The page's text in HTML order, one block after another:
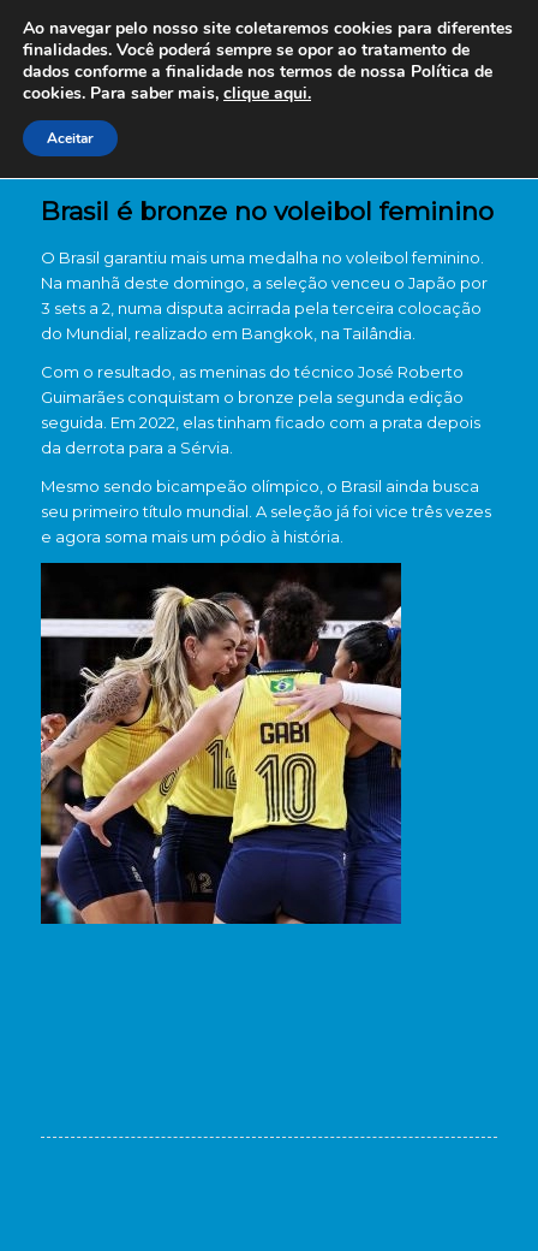
Brasil é bronze no voleibol feminino
O Brasil garantiu mais uma medalha no voleibol feminino.
Na manhã deste domingo, a seleção venceu o Japão por
3 sets a 2, numa disputa acirrada pela terceira colocação
do Mundial, realizado em Bangkok, na Tailândia.
Com o resultado, as meninas do técnico José Roberto
Guimarães conquistam o bronze pela segunda edição
seguida. Em 2022, elas tinham ficado com a prata depois
da derrota para a Sérvia.
Mesmo sendo bicampeão olímpico, o Brasil ainda busca
seu primeiro título mundial. A seleção já foi vice três vezes
e agora soma mais um pódio à história.
Ao navegar pelo nosso site coletaremos cookies para diferentes
finalidades. Você poderá sempre se opor ao tratamento de
dados conforme a finalidade nos termos de nossa Política de
cookies. Para saber mais, clique aqui.
Aceitar